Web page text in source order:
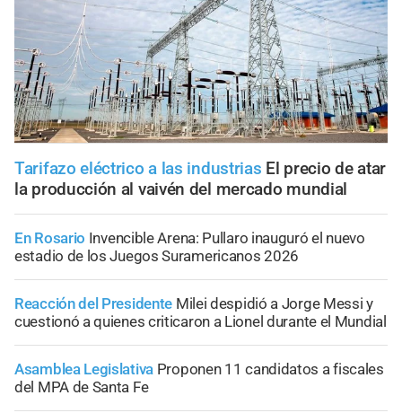
Tarifazo eléctrico a las industrias El precio de atar
la producción al vaivén del mercado mundial
En Rosario Invencible Arena: Pullaro inauguró el nuevo
estadio de los Juegos Suramericanos 2026
Reacción del Presidente Milei despidió a Jorge Messi y
cuestionó a quienes criticaron a Lionel durante el Mundial
Asamblea Legislativa Proponen 11 candidatos a fiscales
del MPA de Santa Fe